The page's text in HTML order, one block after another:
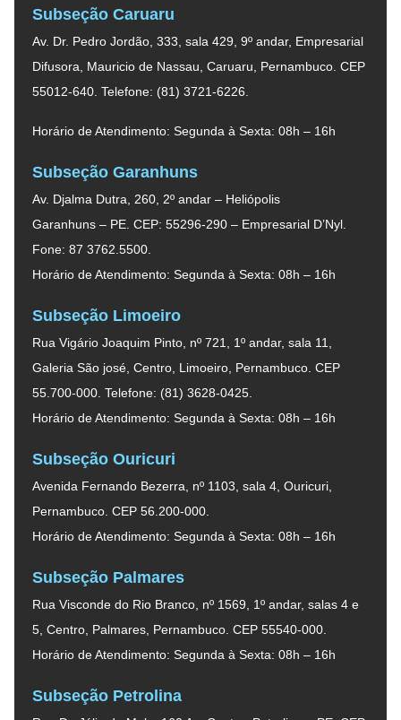
Subseção Caruaru
Av. Dr. Pedro Jordão, 333, sala 429, 9º andar, Empresarial
Difusora, Mauricio de Nassau, Caruaru, Pernambuco. CEP
55012-640. Telefone: (81) 3721-6226.
Horário de Atendimento: Segunda à Sexta: 08h – 16h
Subseção Garanhuns
Av. Djalma Dutra, 260, 2º andar – Heliópolis
Garanhuns – PE. CEP: 55296-290 – Empresarial D’Nyl.
Fone: 87 3762.5500.
Horário de Atendimento: Segunda à Sexta: 08h – 16h
Subseção Limoeiro
Rua Vigário Joaquim Pinto, nº 721, 1º andar, sala 11,
Galeria São josé, Centro, Limoeiro, Pernambuco. CEP
55.700-000. Telefone: (81) 3628-0425.
Horário de Atendimento: Segunda à Sexta: 08h – 16h
Subseção Ouricuri
Avenida Fernando Bezerra, nº 1103, sala 4, Ouricuri,
Pernambuco. CEP 56.200-000.
Horário de Atendimento: Segunda à Sexta: 08h – 16h
Subseção Palmares
Rua Visconde do Rio Branco, nº 1569, 1º andar, salas 4 e
5, Centro, Palmares, Pernambuco. CEP 55540-000.
Horário de Atendimento: Segunda à Sexta: 08h – 16h
Subseção Petrolina